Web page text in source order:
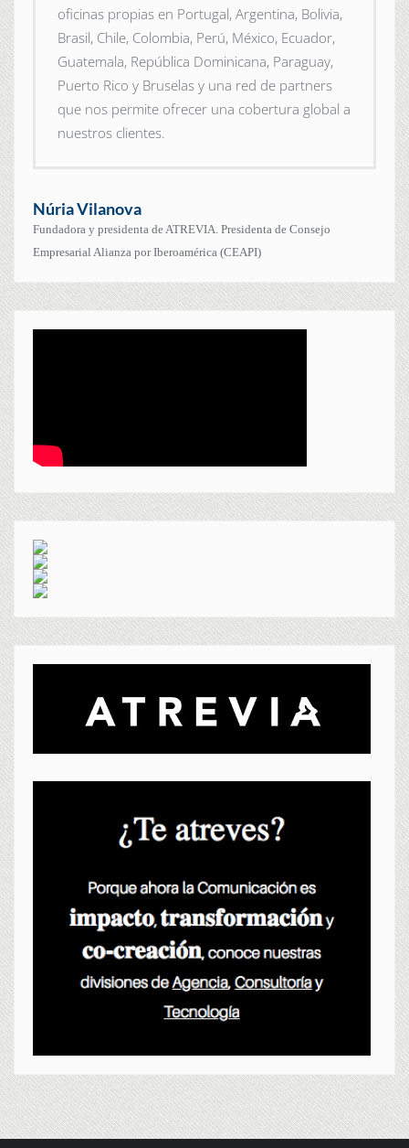
oficinas propias en Portugal, Argentina, Bolivia,
Brasil, Chile, Colombia, Perú, México, Ecuador,
Guatemala, República Dominicana, Paraguay,
Puerto Rico y Bruselas y una red de partners
que nos permite ofrecer una cobertura global a
nuestros clientes.
Núria Vilanova
Fundadora y presidenta de ATREVIA. Presidenta de Consejo
Empresarial Alianza por Iberoamérica (CEAPI)